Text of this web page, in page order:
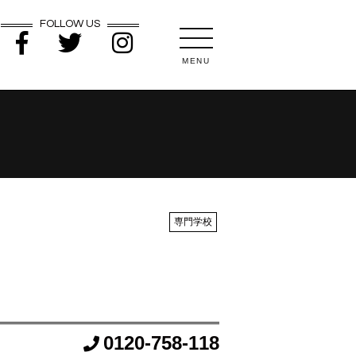
MENU
FOLLOW US
専門学校
0120-758-118